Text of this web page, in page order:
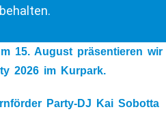
15. August präsentieren wir
2026 im Kurpark.
Party-DJ Kai Sobotta